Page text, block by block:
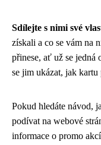
Sdílejte s nimi své
získali a co se vám na
přinese, ať už se jedná
se jim ukázat, jak
Pokud hledáte návod,
podívat na webové
informace o promo